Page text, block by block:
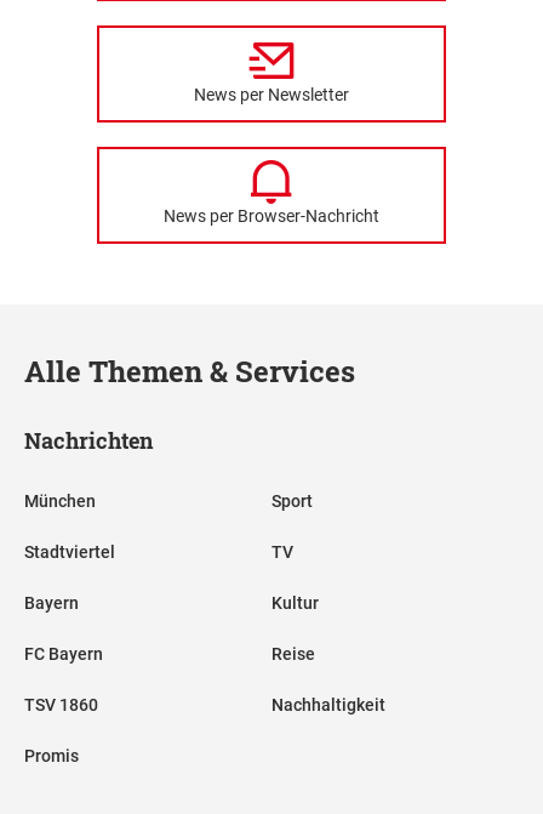
News per Newsletter
News per Browser-Nachricht
Alle Themen & Services
Nachrichten
München
Stadtviertel
Bayern
FC Bayern
TSV 1860
Promis
Sport
TV
Kultur
Reise
Nachhaltigkeit